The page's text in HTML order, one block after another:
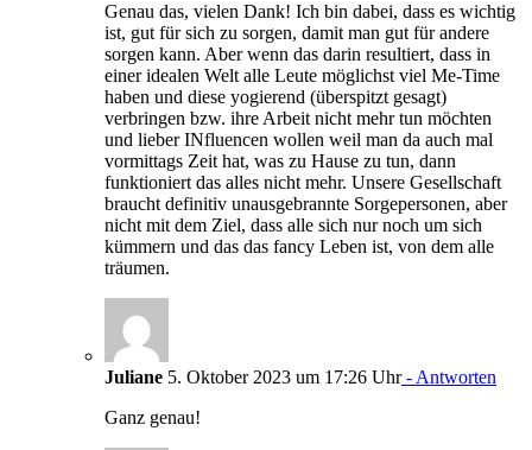
Genau das, vielen Dank! Ich bin dabei, dass es wichtig
ist, gut für sich zu sorgen, damit man gut für andere
sorgen kann. Aber wenn das darin resultiert, dass in
einer idealen Welt alle Leute möglichst viel Me-Time
haben und diese yogierend (überspitzt gesagt)
verbringen bzw. ihre Arbeit nicht mehr tun möchten
und lieber INfluencen wollen weil man da auch mal
vormittags Zeit hat, was zu Hause zu tun, dann
funktioniert das alles nicht mehr. Unsere Gesellschaft
braucht definitiv unausgebrannte Sorgepersonen, aber
nicht mit dem Ziel, dass alle sich nur noch um sich
kümmern und das das fancy Leben ist, von dem alle
träumen.
Juliane 5. Oktober 2023 um 17:26 Uhr- Antworten
Ganz genau!